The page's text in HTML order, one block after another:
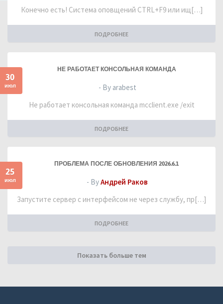
Конечно есть! Система оповщений CTRL+F9 или ищ[…]
ПОДРОБНЕЕ
30
июл
НЕ РАБОТАЕТ КОНСОЛЬНАЯ КОМАНДА
- By arabest
Не работает консольная команда mcclient.exe /exit
ПОДРОБНЕЕ
25
июл
ПРОБЛЕМА ПОСЛЕ ОБНОВЛЕНИЯ 2026.6.1
- ByАндрей Раков
Запустите сервер с интерфейсом не через службу, пр[…]
ПОДРОБНЕЕ
Показать больше тем